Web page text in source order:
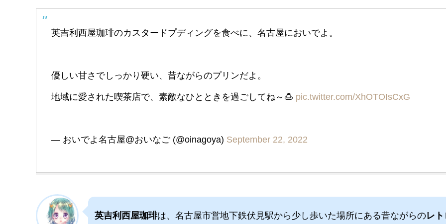
英吉利西屋珈琲のカスタードプディングを食べに、名古屋においでよ。
優しい甘さでしっかり硬い、昔ながらのプリンだよ。
地域に愛された喫茶店で、素敵なひとときを過ごしてね～🍮 pic.twitter.com/XhOTOIsCxG
— おいでよ名古屋@おいなご (@oinagoya) September 22, 2022
英吉利西屋珈琲は、名古屋市営地下鉄伏見駅から少し歩いた場所にある昔ながらのレ